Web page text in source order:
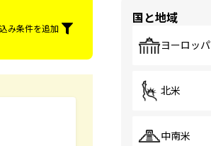
み条件を追加
国と地域
ヨーロッパ
北米
中南米